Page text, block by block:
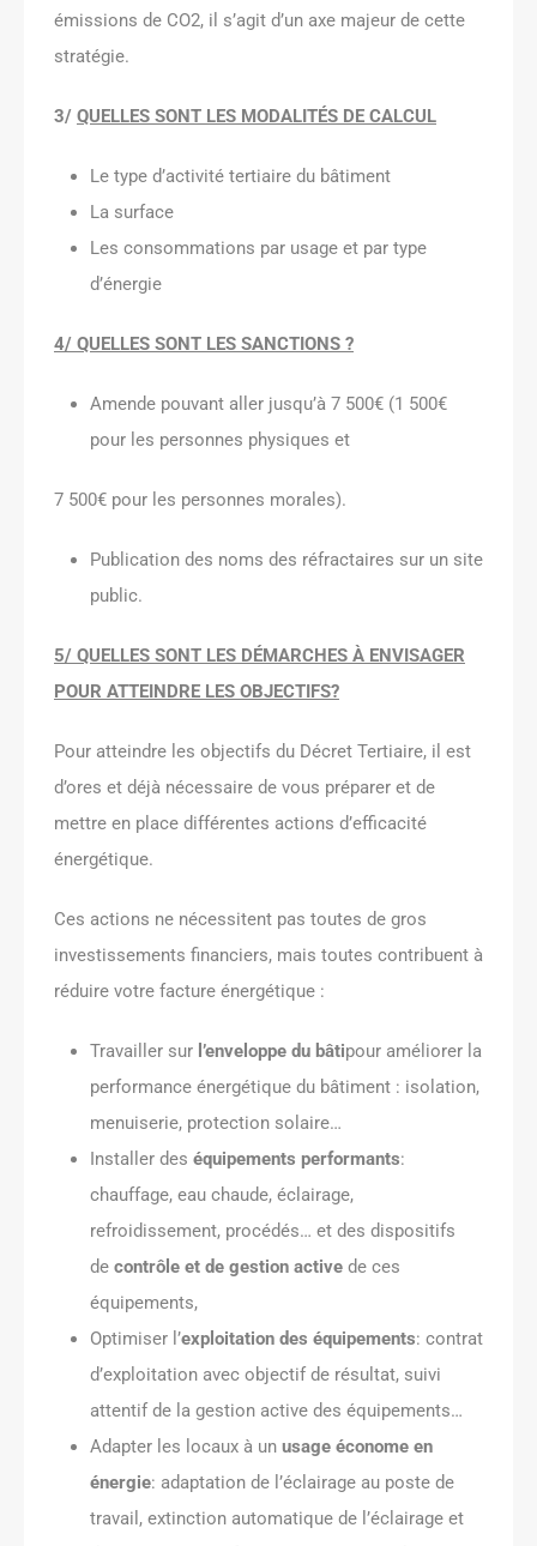
émissions de CO2, il s’agit d’un axe majeur de cette
stratégie.
3/ QUELLES SONT LES MODALITÉS DE CALCUL
Le type d’activité tertiaire du bâtiment
La surface
Les consommations par usage et par type
d’énergie
4/ QUELLES SONT LES SANCTIONS ?
Amende pouvant aller jusqu’à 7 500€ (1 500€
pour les personnes physiques et
7 500€ pour les personnes morales).
Publication des noms des réfractaires sur un site
public.
5/ QUELLES SONT LES DÉMARCHES À ENVISAGER
POUR ATTEINDRE LES OBJECTIFS?
Pour atteindre les objectifs du Décret Tertiaire, il est
d’ores et déjà nécessaire de vous préparer et de
mettre en place différentes actions d’efficacité
énergétique.
Ces actions ne nécessitent pas toutes de gros
investissements financiers, mais toutes contribuent à
réduire votre facture énergétique :
Travailler sur l’enveloppe du bâtipour améliorer la
performance énergétique du bâtiment : isolation,
menuiserie, protection solaire…
Installer des équipements performants:
chauffage, eau chaude, éclairage,
refroidissement, procédés… et des dispositifs
de contrôle et de gestion active de ces
équipements,
Optimiser l’exploitation des équipements: contrat
d’exploitation avec objectif de résultat, suivi
attentif de la gestion active des équipements…
Adapter les locaux à un usage économe en
énergie: adaptation de l’éclairage au poste de
travail, extinction automatique de l’éclairage et